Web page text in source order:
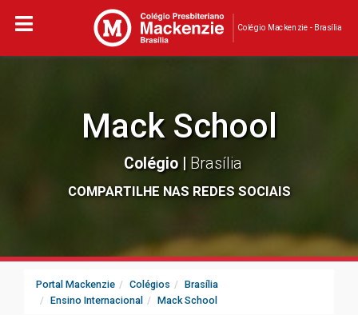
Colégio Mackenzie - Brasília
Mack School
Colégio | Brasília
COMPARTILHE NAS REDES SOCIAIS
Portal Mackenzie Colégios
Brasília
Ensino Internacional
Mack School